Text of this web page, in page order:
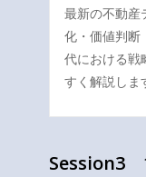
最新の不動産
化・価値判断
代における戦
すく解説しま
Session3